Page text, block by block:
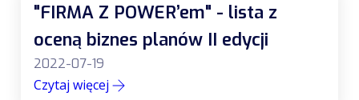
"FIRMA Z POWER’em" - lista z
oceną biznes planów II edycji
2022-07-19
Czytaj więcej